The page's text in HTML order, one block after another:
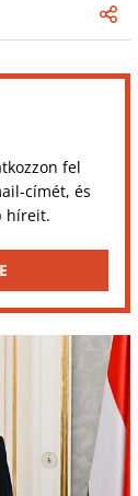
fel
címét, és
híreit.